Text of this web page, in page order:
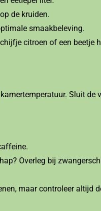
de kruiden.
smaakbeleving.
citroen of een beetje
Sluit
Overleg bij
maar controleer altijd